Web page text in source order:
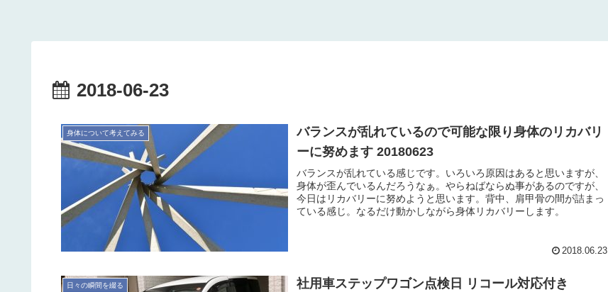
2018-06-23
身体について考えてみる
バランスが乱れているので可能な限り身体のリカバリ
ーに努めます 20180623
バランスが乱れている感じです。いろいろ原因はあると思いますが、
身体が歪んでいるんだろうなぁ。やらねばならぬ事があるのですが、
今日はリカバリーに努めようと思います。背中、肩甲骨の間が詰まっ
ている感じ。なるだけ動かしながら身体リカバリーします。
2018.06.23
日々の瞬間を綴る
社用車ステップワゴン点検日 リコール対応付き